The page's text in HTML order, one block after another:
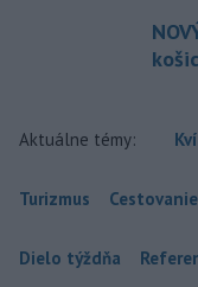
Aktuálne témy:
Turizmus Cestovanie
Dielo týždňa